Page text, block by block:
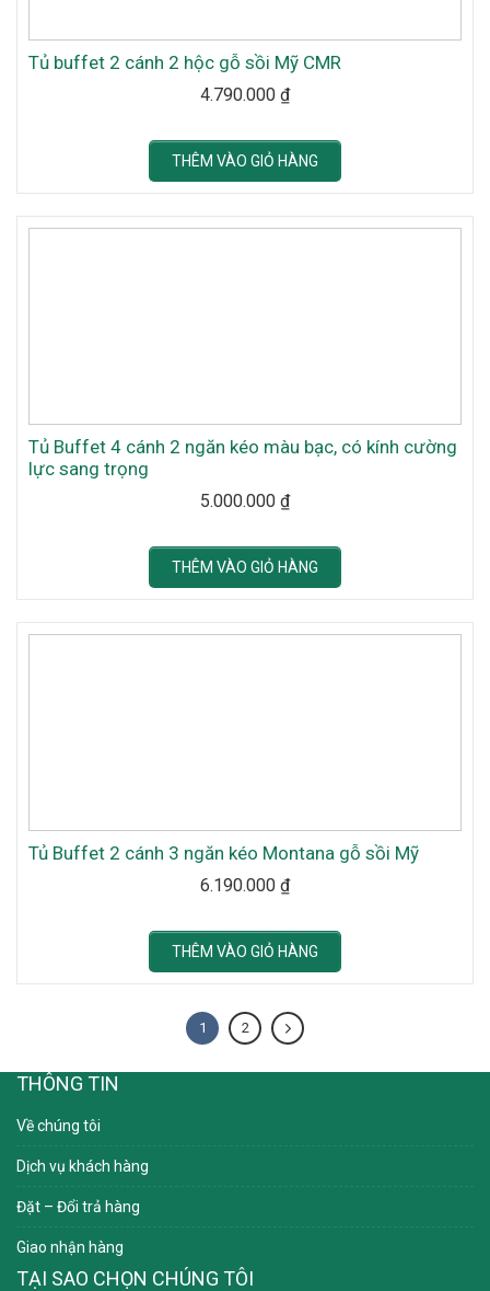
Tủ buffet 2 cánh 2 hộc gỗ sồi Mỹ CMR
4.790.000 ₫
THÊM VÀO GIỎ HÀNG
Tủ Buffet 4 cánh 2 ngăn kéo màu bạc, có kính cường
lực sang trọng
5.000.000 ₫
THÊM VÀO GIỎ HÀNG
Tủ Buffet 2 cánh 3 ngăn kéo Montana gỗ sồi Mỹ
6.190.000 ₫
THÊM VÀO GIỎ HÀNG
1 2
THÔNG TIN
Về chúng tôi
Dịch vụ khách hàng
Đặt – Đổi trả hàng
Giao nhận hàng
TẠI SAO CHỌN CHÚNG TÔI